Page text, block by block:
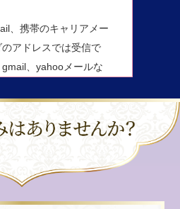
、携帯のキャリアメー
アドレスでは受信で
、yahooメールな
内メールが届くこと
。1分経っても受信BOX
それでもない場合
が、別のアドレスで再
いたします。